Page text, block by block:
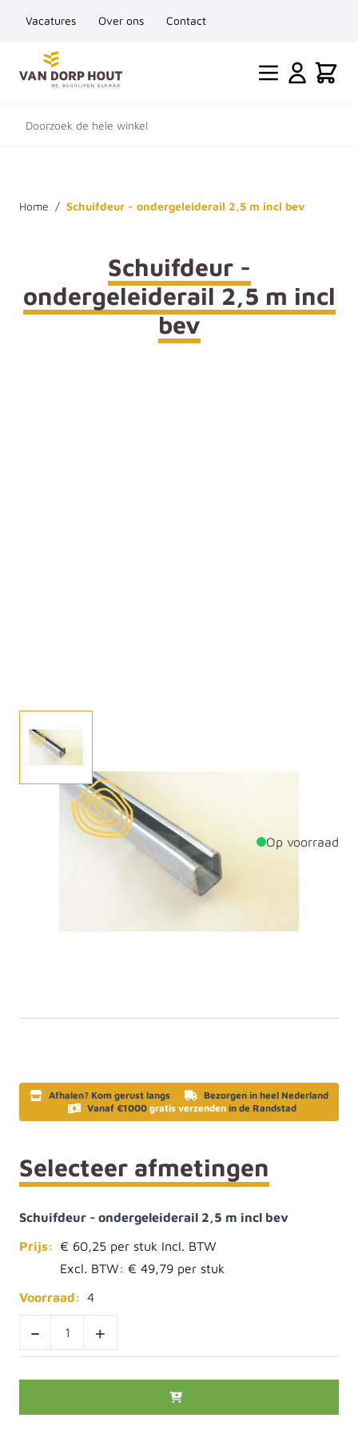
Vacatures Over ons Contact
Ga naar de inhoud
Cart
Doorzoek de hele winkel
Home / Schuifdeur - ondergeleiderail 2,5 m incl bev
Schuifdeur -
ondergeleiderail 2,5 m incl
bev
Schuifdeur - ondergeleiderail 2,5 m incl bev
Op voorraad
2500mm
Afhalen? Kom gerust langs
Bezorgen in heel Nederland
Vanaf €1000 gratis verzenden in de Randstad
Selecteer afmetingen
Schuifdeur - ondergeleiderail 2,5 m incl bev
Prijs: € 60,25
Excl. BTW: € 49,79
Voorraad: 4
- +